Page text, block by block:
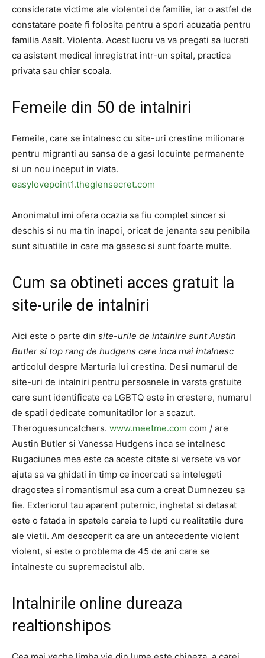
considerate victime ale violentei de familie, iar o astfel de
constatare poate fi folosita pentru a spori acuzatia pentru
familia Asalt. Violenta. Acest lucru va va pregati sa lucrati
ca asistent medical inregistrat intr-un spital, practica
privata sau chiar scoala.
Femeile din 50 de intalniri
Femeile, care se intalnesc cu site-uri crestine milionare
pentru migranti au sansa de a gasi locuinte permanente
si un nou inceput in viata.
easylovepoint1.theglensecret.com
Anonimatul imi ofera ocazia sa fiu complet sincer si
deschis si nu ma tin inapoi, oricat de jenanta sau penibila
sunt situatiile in care ma gasesc si sunt foarte multe.
Cum sa obtineti acces gratuit la
site-urile de intalniri
Aici este o parte din site-urile de intalnire sunt Austin
Butler si top rang de hudgens care inca mai intalnesc
articolul despre Marturia lui crestina. Desi numarul de
site-uri de intalniri pentru persoanele in varsta gratuite
care sunt identificate ca LGBTQ este in crestere, numarul
de spatii dedicate comunitatilor lor a scazut.
Theroguesuncatchers. www.meetme.com com / are
Austin Butler si Vanessa Hudgens inca se intalnesc
Rugaciunea mea este ca aceste citate si versete va vor
ajuta sa va ghidati in timp ce incercati sa intelegeti
dragostea si romantismul asa cum a creat Dumnezeu sa
fie. Exteriorul tau aparent puternic, inghetat si detasat
este o fatada in spatele careia te lupti cu realitatile dure
ale vietii. Am descoperit ca are un antecedente violent
violent, si este o problema de 45 de ani care se
intalneste cu supremacistul alb.
Intalnirile online dureaza
realtionshipos